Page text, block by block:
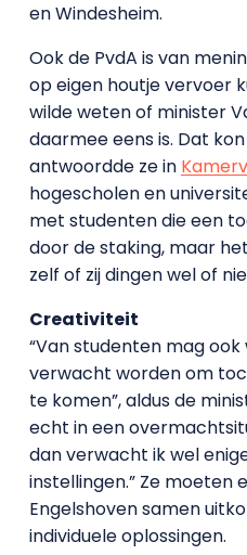
en Windesheim.
Ook de PvdA is van
op eigen houtje vervoer
wilde weten of minister
daarmee eens is. Dat
antwoordde ze in
hogescholen en
met studenten die een
door de staking, maar
zelf of zij dingen wel of
Creativiteit
“Van studenten mag
verwacht worden om
te komen”, aldus de
echt in een
dan verwacht ik wel
instellingen.” Ze moeten
Engelshoven samen
individuele oplossingen.